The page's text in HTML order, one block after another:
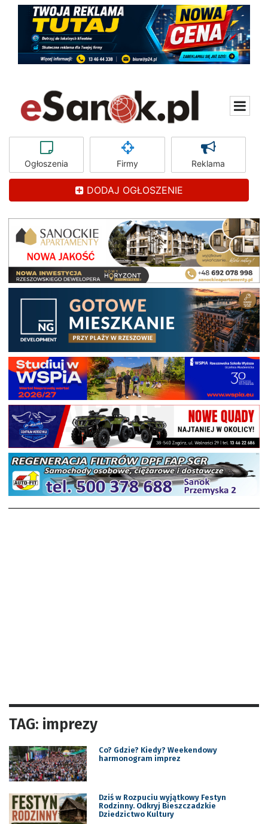
Ogłoszenia Firmy Reklama
DODAJ OGŁOSZENIE
TAG: imprezy
Co? Gdzie? Kiedy? Weekendowy
harmonogram imprez
Dziś w Rozpuciu wyjątkowy Festyn
Rodzinny. Odkryj Bieszczadzkie
Dziedzictwo Kultury